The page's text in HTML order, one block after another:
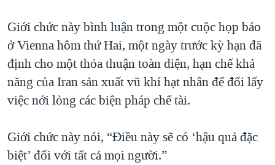
Giới chức này bình luận trong một cuộc họp báo
ở Vienna hôm thứ Hai, một ngày trước kỳ hạn đã
định cho một thỏa thuận toàn diện, hạn chế khả
năng của Iran sản xuất vũ khí hạt nhân để đổi lấy
việc nới lỏng các biện pháp chế tài.
Giới chức này nói, “Điều này sẽ có ‘hậu quả đặc
biệt’ đối với tất cả mọi người.”